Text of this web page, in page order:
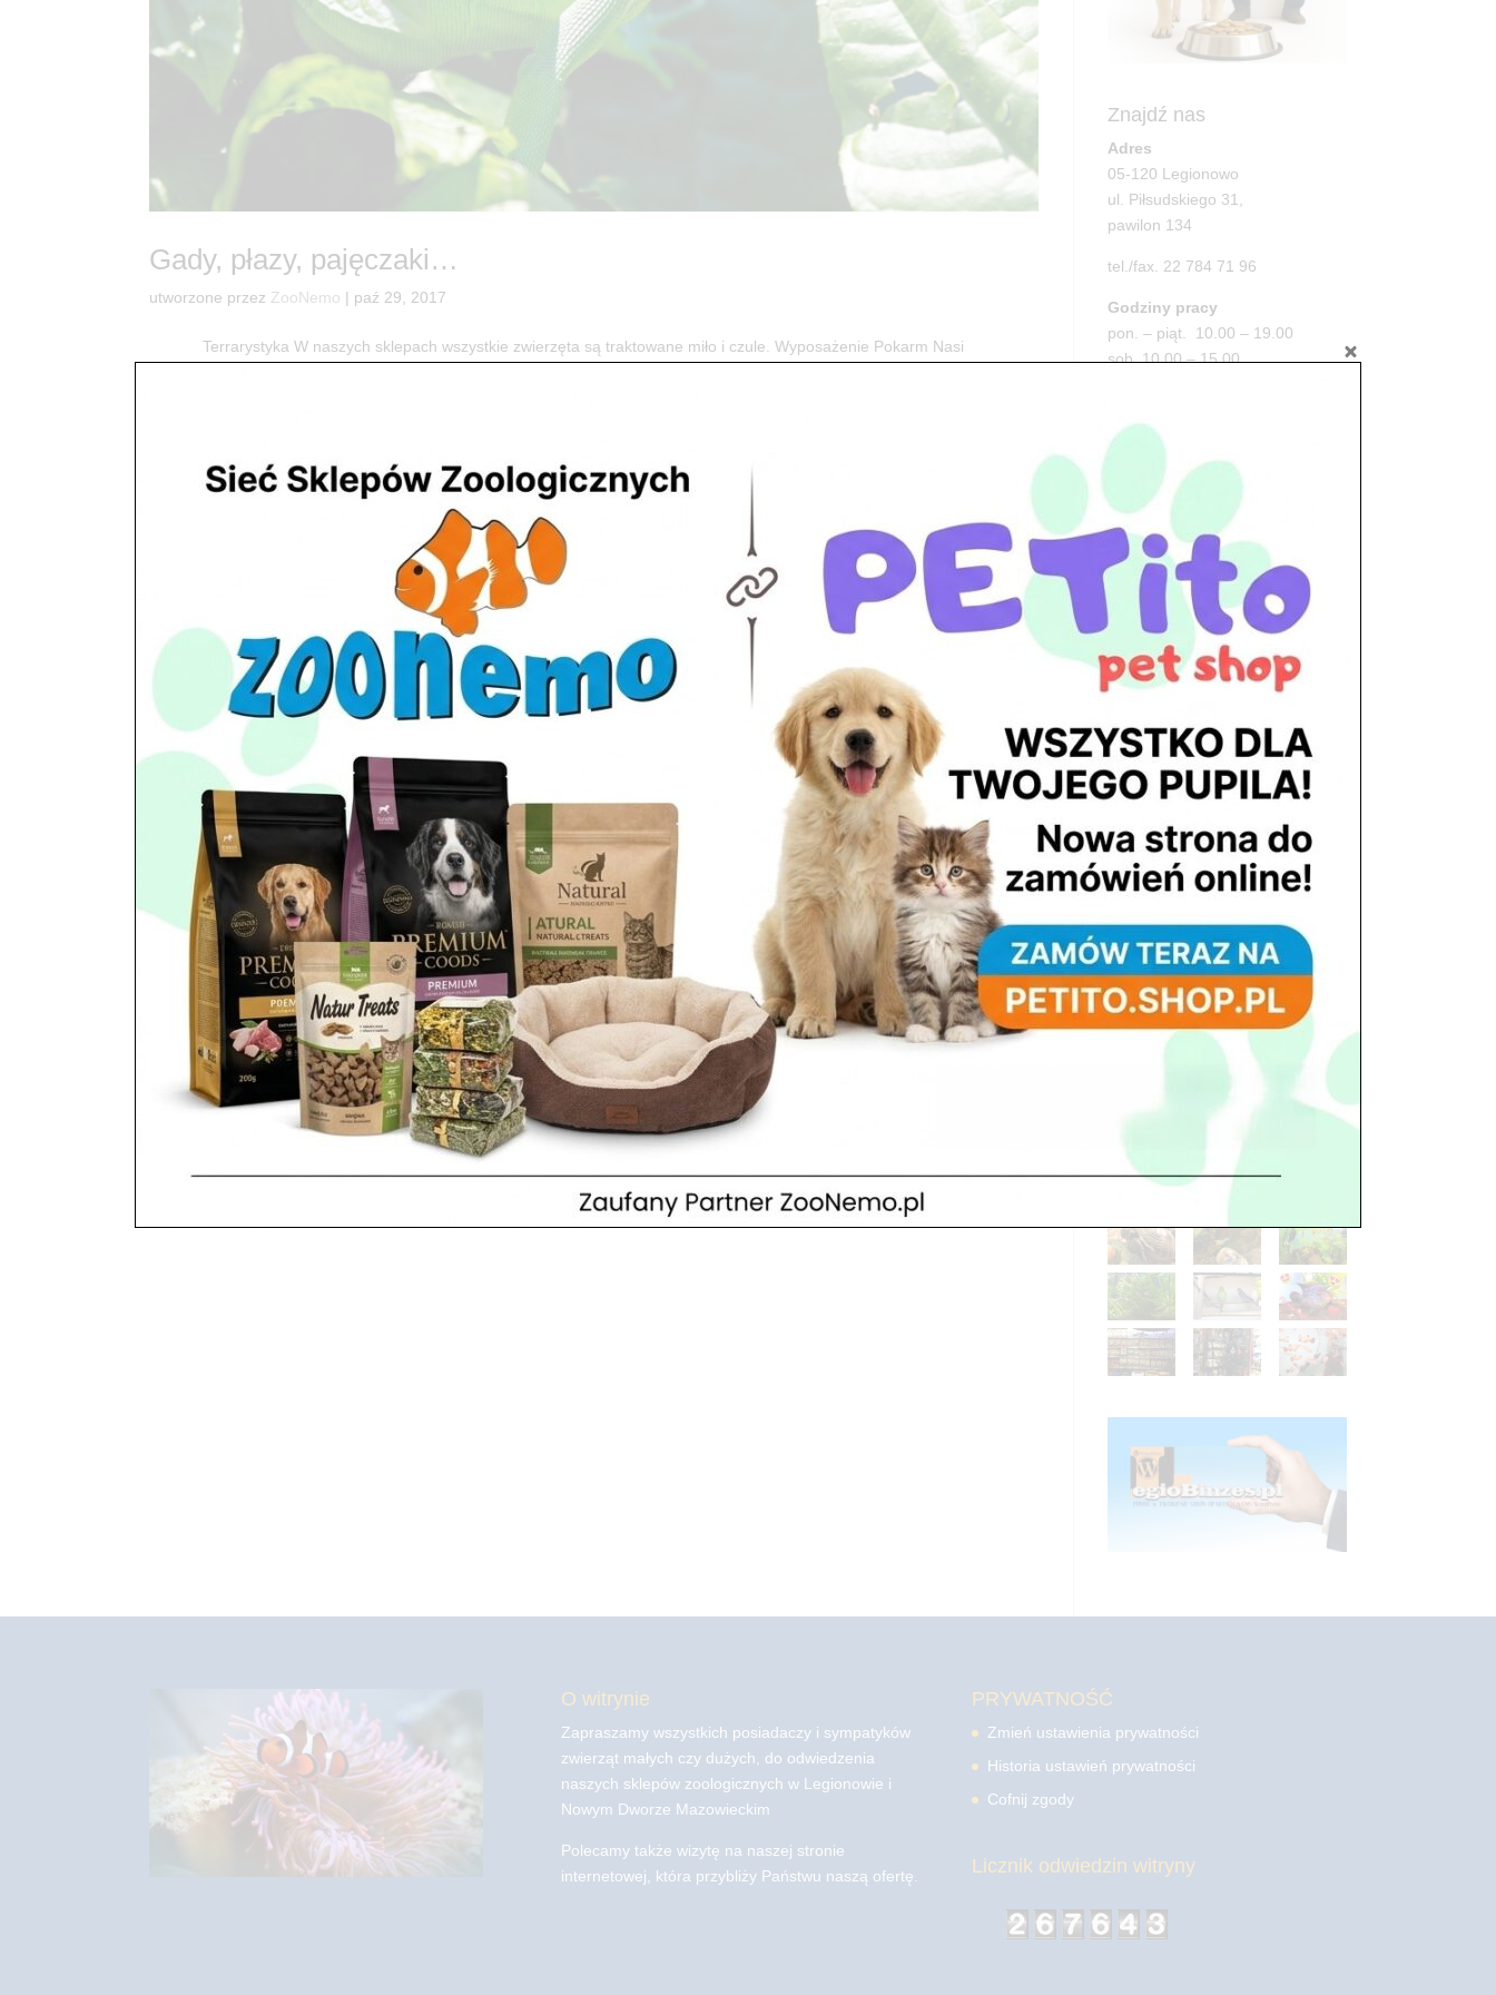
Gady, płazy, pajęczaki…
utworzone przez ZooNemo | paź 29, 2017
Terrarystyka W naszych sklepach wszystkie zwierzęta są traktowane miło i czule. Wyposażenie Pokarm Nasi
Znajdź nas
Adres
05-120 Legionowo
ul. Piłsudskiego 31,
pawilon 134
tel./fax. 22 784 71 96
Godziny pracy
pon. – piąt. 10.00 – 19.00
sob. 10.00 – 15.00
Adres
05-100 Nowy Dwór Mazowiecki
ul. Leśna 2
tel. 503 900 215
Godziny pracy
pon. – piąt. 10.00 – 19.00
sob. 8.00 – 15.00
niedz. zamknięte
O witrynie
Zapraszamy wszystkich posiadaczy i sympatyków
zwierząt małych czy dużych, do odwiedzenia
naszych sklepów zoologicznych w Legionowie i
Nowym Dworze Mazowieckim
Polecamy także wizytę na naszej stronie
internetowej, która przybliży Państwu naszą ofertę.
PRYWATNOŚĆ
Zmień ustawienia prywatności
Historia ustawień prywatności
Cofnij zgody
Licznik odwiedzin witryny